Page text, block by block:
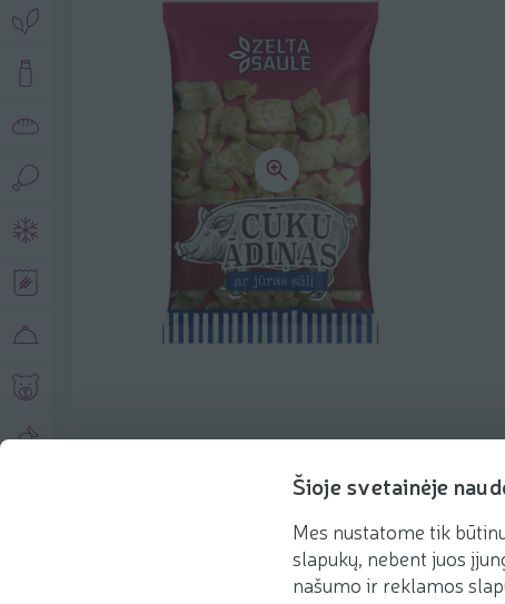
Šioje svetainėje
Mes nustatome tik
slapukų, nebent juos
našumo ir reklamos
Produkto aprašymas
Rekomenduojame